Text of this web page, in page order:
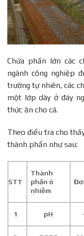
Chứa phần lớn các
ngành công nghiệp
trường tự nhiên, các
một lớp dày ở đáy
thức ăn cho cá.
Theo điểu tra cho
thành phẩn như sau:
STT
Thành
phần ô
nhiễm
1 pH